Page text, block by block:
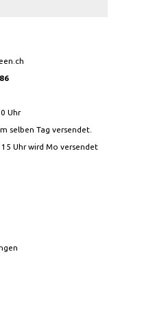
Uhr
selben Tag versendet.
Uhr wird Mo versendet